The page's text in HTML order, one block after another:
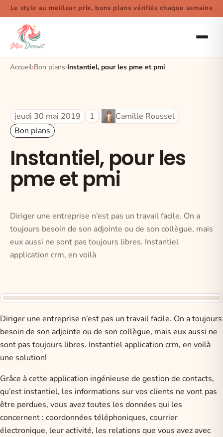
Le style au meilleur prix, bons plans vérifiés chaque semaine
Accueil Bon plans Instantiel, pour les pme et pmi
jeudi 30 mai 2019 1
Camille Roussel
Bon plans
Instantiel, pour les
pme et pmi
Diriger une entreprise n’est pas un travail facile. On a
toujours besoin de son adjointe ou de son collègue, mais
eux aussi ne sont pas toujours libres. Instantiel
application crm, en voilà
Diriger une entreprise n’est pas un travail facile. On a toujours
besoin de son adjointe ou de son collègue, mais eux aussi ne
sont pas toujours libres. Instantiel application crm, en voilà
une solution!
Grâce à cette application ingénieuse de gestion de contacts,
qu’est instantiel, les informations sur vos clients ne vont pas
être perdues, vous avez toutes les données qui les
concernent : coordonnées téléphoniques, courrier
électronique, leur activité, les relations que vous avez avec